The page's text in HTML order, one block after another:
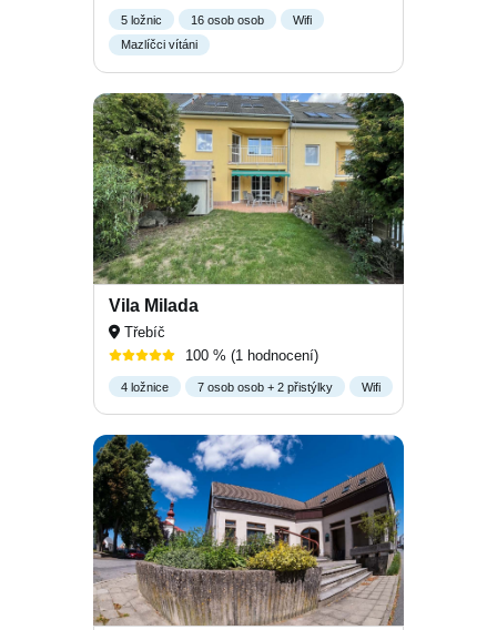
5 ložnic 16 osob osob
Wifi
Mazlíčci vítáni
Vila Milada
Třebíč
100 % (1 hodnocení)
4 ložnice 7 osob osob + 2 přistýlky Wifi